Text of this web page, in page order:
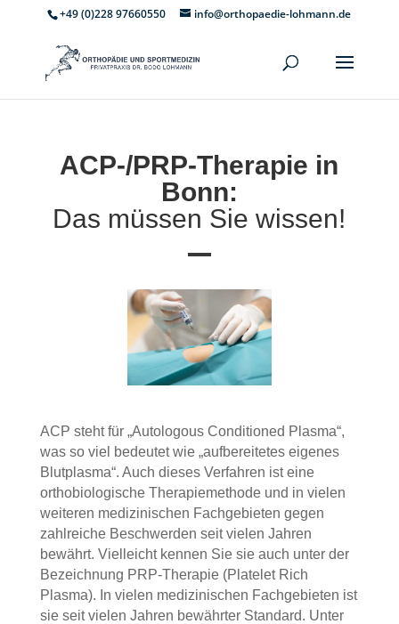
+49 (0)228 97660550 info@orthopaedie-lohmann.de
ACP-/PRP-Therapie in
Bonn:
Das müssen Sie wissen!
ACP steht für „Autologous Conditioned Plasma“,
was so viel bedeutet wie „aufbereitetes eigenes
Blutplasma“. Auch dieses Verfahren ist eine
orthobiologische Therapiemethode und in vielen
weiteren medizinischen Fachgebieten gegen
zahlreiche Beschwerden seit vielen Jahren
bewährt. Vielleicht kennen Sie sie auch unter der
Bezeichnung PRP-Therapie (Platelet Rich
Plasma). In vielen medizinischen Fachgebieten ist
sie seit vielen Jahren bewährter Standard. Unter